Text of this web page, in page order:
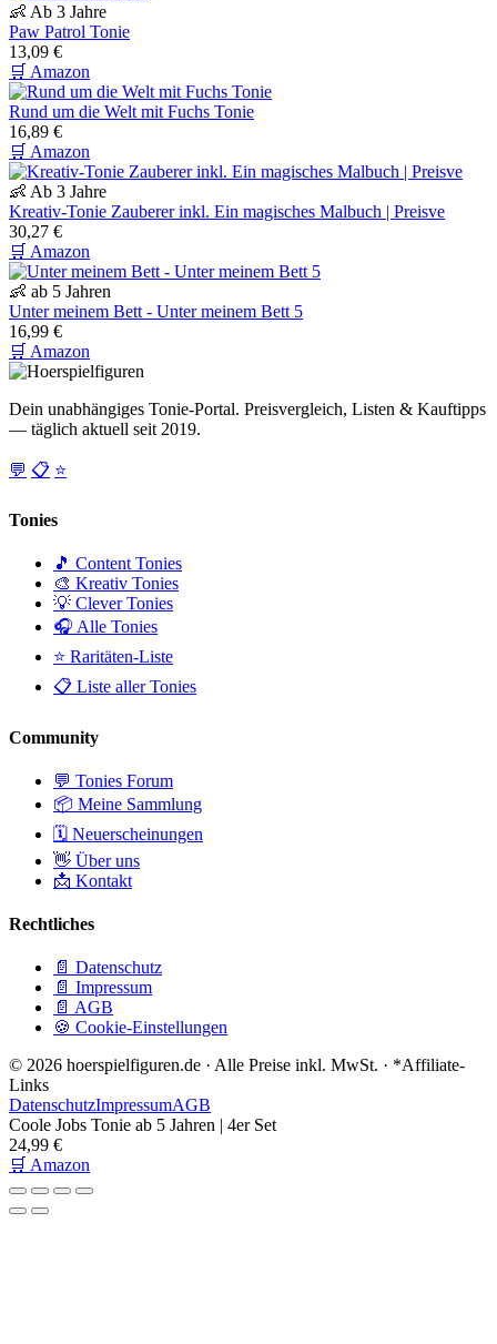
👶 Ab 3 Jahre
Paw Patrol Tonie
13,09 €
🛒 Amazon
Rund um die Welt mit Fuchs Tonie
16,89 €
🛒 Amazon
👶 Ab 3 Jahre
Kreativ-Tonie Zauberer inkl. Ein magisches Malbuch | Preisve
30,27 €
🛒 Amazon
👶 ab 5 Jahren
Unter meinem Bett - Unter meinem Bett 5
16,99 €
🛒 Amazon
Dein unabhängiges Tonie-Portal. Preisvergleich, Listen & Kauftipps
— täglich aktuell seit 2019.
💬 📋 ⭐
Tonies
🎵 Content Tonies
🎨 Kreativ Tonies
💡 Clever Tonies
🎧 Alle Tonies
⭐ Raritäten-Liste
📋 Liste aller Tonies
Community
💬 Tonies Forum
📦 Meine Sammlung
🗓️ Neuerscheinungen
👋 Über uns
📩 Kontakt
Rechtliches
📄 Datenschutz
📄 Impressum
📄 AGB
🍪 Cookie-Einstellungen
© 2026 hoerspielfiguren.de · Alle Preise inkl. MwSt. · *Affiliate-
Links
DatenschutzImpressumAGB
Coole Jobs Tonie ab 5 Jahren | 4er Set
24,99 €
🛒 Amazon